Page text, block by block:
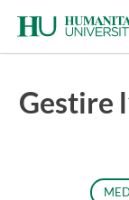
content
Gestire